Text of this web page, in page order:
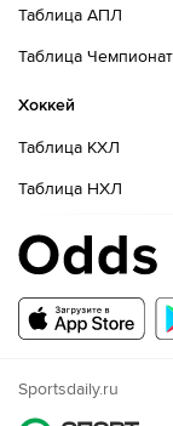
Таблица АПЛ
Таблица
Хоккей
Таблица КХЛ
Таблица НХЛ
Sportsdaily.ru